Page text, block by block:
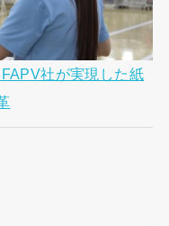
社が実現した紙